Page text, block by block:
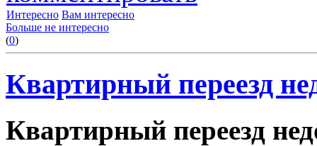
Интересно Вам интересно
Больше не интересно
(0)
Квартирный переезд
Квартирный переезд